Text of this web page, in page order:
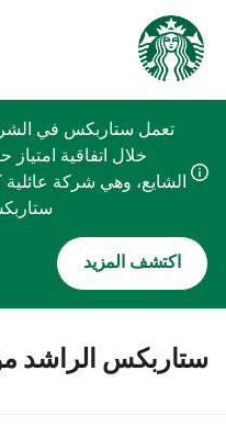
خلال اتفاقية
الشايع، وهي شركة
اكتشف المزيد
ستاربكس الراشد